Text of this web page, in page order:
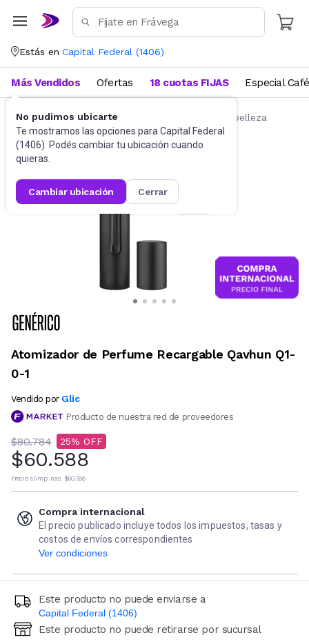
Estás en Capital Federal (1406)
No pudimos ubicarte
Te mostramos las opciones para Capital Federal
(1406). Podés cambiar tu ubicación cuando
quieras.
cambiar ubicación cerrar
Más Vendidos Ofertas 18 cuotas FIJAS Especial Café
Belleza y Cuidado Corporal Accesorios de belleza
Atomizador de Perfume Recargable Qavhun Q1-
0-1
Vendido por Glic
Producto de nuestra red de proveedores
$80.784 25
$60.588
Precio s/imp. nac. $60.588
Compra internacional
El precio publicado incluye todos los impuestos, tasas y
costos de envíos correspondientes
Ver condiciones
Este producto no puede enviarse a
Capital Federal (1406)
Ingresá código postal (sólo números)
Este producto no puede retirarse por sucursal